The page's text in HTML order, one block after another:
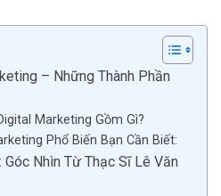
– Những Thành Phần
Marketing Gồm Gì?
Phổ Biến Bạn Cần Biết:
Góc Nhìn Từ Thạc Sĩ Lê Văn